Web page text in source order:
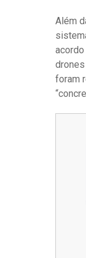
Além
foram